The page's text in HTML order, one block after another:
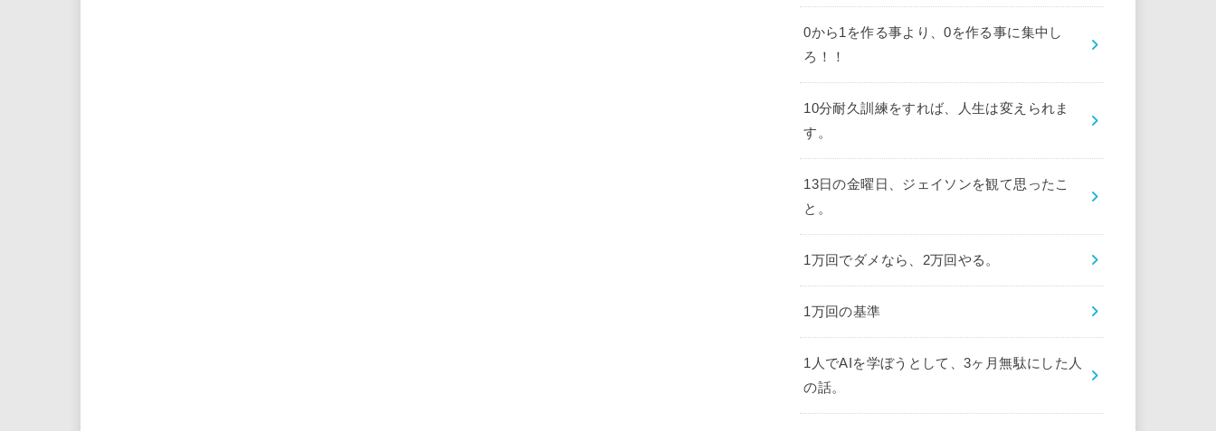
0から1を作る事より、0を作る事に集中し
ろ！！
10分耐久訓練をすれば、人生は変えられま
す。
13日の金曜日、ジェイソンを観て思ったこ
と。
1万回でダメなら、2万回やる。
1万回の基準
1人でAIを学ぼうとして、3ヶ月無駄にした人
の話。